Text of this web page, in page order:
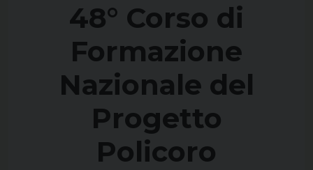
48° Corso di
Formazione
Nazionale del
Progetto
Policoro